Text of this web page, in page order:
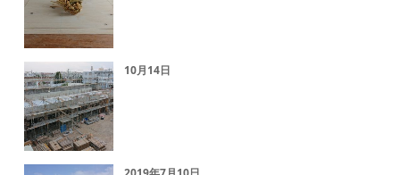
10月14日